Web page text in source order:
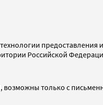
предоставления
Российской
только с